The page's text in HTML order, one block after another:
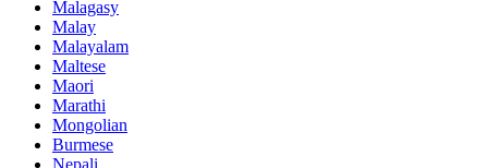
Malagasy
Malay
Malayalam
Maltese
Maori
Marathi
Mongolian
Burmese
Nepali